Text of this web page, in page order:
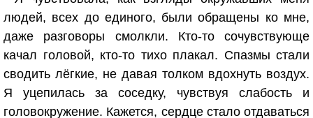
людей, всех до единого, были обращены ко мне,
даже разговоры смолкли. Кто-то сочувствующе
качал головой, кто-то тихо плакал. Спазмы стали
сводить лёгкие, не давая толком вдохнуть воздух.
Я уцепилась за соседку, чувствуя слабость и
головокружение. Кажется, сердце стало отдаваться